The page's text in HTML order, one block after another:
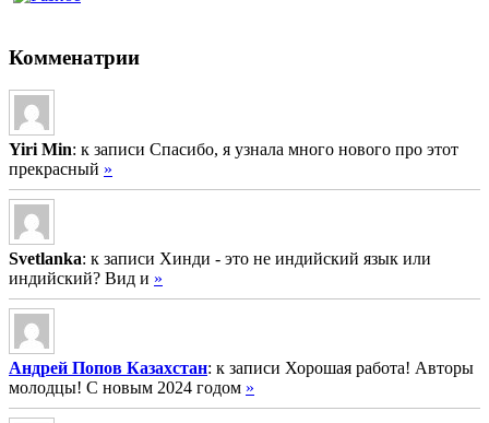
Комменатрии
Yiri Min: к записи Спасибо, я узнала много нового про этот
прекрасный »
Svetlanka: к записи Хинди - это не индийский язык или
индийский? Вид и »
Андрей Попов Казахстан: к записи Хорошая работа! Авторы
молодцы! С новым 2024 годом »